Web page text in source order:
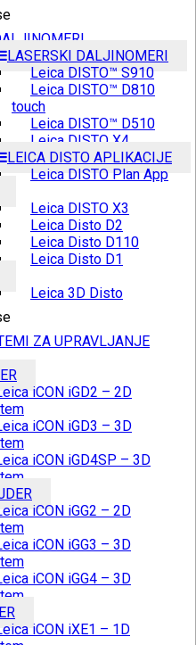
LASERSKI DALJINOMERI
Leica DISTO™ S910
Leica DISTO™ D810
touch
Leica DISTO™ D510
Leica DISTO X4
LEICA DISTO APLIKACIJE
Leica DISTO Plan App
Leica DISTO X3
Leica Disto D2
Leica Disto D110
Leica Disto D1
Leica 3D Disto
ZA UPRAVLJANJE
iCON iGD2 – 2D
iCON iGD3 – 3D
iCON iGD4SP – 3D
iCON iGG2 – 2D
iCON iGG3 – 3D
iCON iGG4 – 3D
iCON iXE1 – 1D